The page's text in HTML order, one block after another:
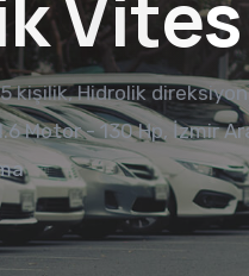
kişilik, Hidrolik
Motor - 130 Hp, İzmir